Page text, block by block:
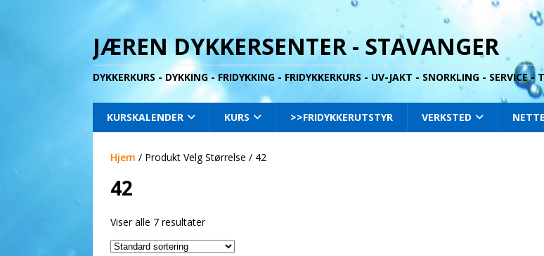
JÆREN DYKKERSENTER - STAVANGER
DYKKERKURS - DYKKING - FRIDYKKING - FRIDYKKERKURS - UV-JAKT - SNORKLING - SERVICE -
KURSKALENDER KURS >>FRIDYKKERUTSTYR VERKSTED
Hjem / Produkt Velg Størrelse / 42
42
Viser alle 7 resultater